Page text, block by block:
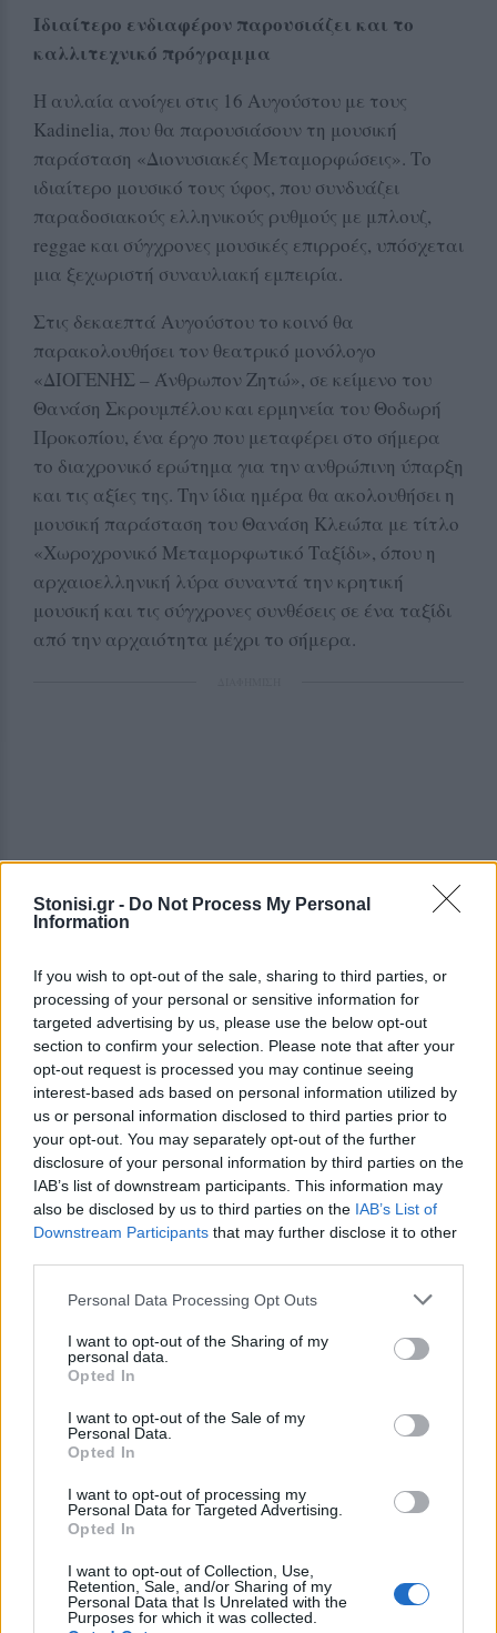
Stonisi.gr - Do Not Process My Personal
Information
If you wish to opt-out of the sale, sharing to third parties, or
processing of your personal or sensitive information for
targeted advertising by us, please use the below opt-out
section to confirm your selection. Please note that after your
opt-out request is processed you may continue seeing
interest-based ads based on personal information utilized by
us or personal information disclosed to third parties prior to
your opt-out. You may separately opt-out of the further
disclosure of your personal information by third parties on the
IAB’s list of downstream participants. This information may
also be disclosed by us to third parties on the IAB’s List of
Downstream Participants that may further disclose it to other
Personal Data Processing Opt Outs
I want to opt-out of the Sharing of my
personal data.
Opted In
I want to opt-out of the Sale of my
Personal Data.
Opted In
I want to opt-out of processing my
Personal Data for Targeted Advertising.
Opted In
I want to opt-out of Collection, Use,
Retention, Sale, and/or Sharing of my
Personal Data that Is Unrelated with the
Purposes for which it was collected.
Ιδιαίτερο ενδιαφέρον παρουσιάζει και το
καλλιτεχνικό πρόγραμμα
Η αυλαία ανοίγει στις 16 Αυγούστου με τους
Kadinelia, που θα παρουσιάσουν τη μουσική
παράσταση «Διονυσιακές Μεταμορφώσεις». Το
ιδιαίτερο μουσικό τους ύφος, που συνδυάζει
παραδοσιακούς ελληνικούς ρυθμούς με μπλουζ,
reggae και σύγχρονες μουσικές επιρροές, υπόσχεται
μια ξεχωριστή συναυλιακή εμπειρία.
Στις δεκαεπτά Αυγούστου το κοινό θα
παρακολουθήσει τον θεατρικό μονόλογο
«ΔΙΟΓΕΝΗΣ – Άνθρωπον Ζητώ», σε κείμενο του
Θανάση Σκρουμπέλου και ερμηνεία του Θοδωρή
Προκοπίου, ένα έργο που μεταφέρει στο σήμερα
το διαχρονικό ερώτημα για την ανθρώπινη ύπαρξη
και τις αξίες της. Την ίδια ημέρα θα ακολουθήσει η
μουσική παράσταση του Θανάση Κλεώπα με τίτλο
«Χωροχρονικό Μεταμορφωτικό Ταξίδι», όπου η
αρχαιοελληνική λύρα συναντά την κρητική
μουσική και τις σύγχρονες συνθέσεις σε ένα ταξίδι
από την αρχαιότητα μέχρι το σήμερα.
Η κορύφωση του φεστιβάλ θα πραγματοποιηθεί
στις δεκαοκτώ Αυγούστου με τη συναυλία των
Magic de Spell, ενός από τα ιστορικότερα
συγκροτήματα της ελληνικής ροκ σκηνής, που
παρουσίας. Το συγκρότημα θα παρουσιάσει τις
μεγάλες επιτυχίες του, όπως τα «Sarajevo» και
«Εμένα οι φίλοι μου», αλλά και ένα αφιέρωμα σε
εμβληματικές μορφές της ελληνικής ροκ, μεταξύ
Άσιμος, ο Τζίμης Πανούσης και ο Δημήτρης
Πουλικάκος.
Το αναλυτικό πρόγραμμα των παράλληλων
δράσεων θα ανακοινωθεί το προσεχές